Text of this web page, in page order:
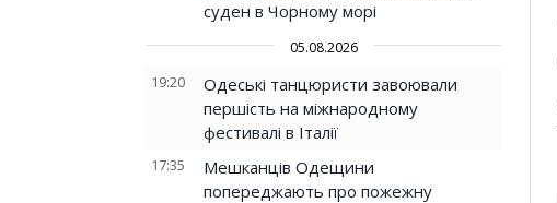
суден в Чорному морі
05.08.2026
19:20
Одеські танцюристи завоювали
першість на міжнародному
фестивалі в Італії
17:35
Мешканців Одещини
попереджають про пожежну